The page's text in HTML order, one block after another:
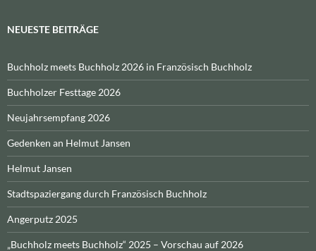
NEUESTE BEITRÄGE
Buchholz meets Buchholz 2026 in Französisch Buchholz
Buchholzer Festtage 2026
Neujahrsempfang 2026
Gedenken an Helmut Jansen
Helmut Jansen
Stadtspaziergang durch Französisch Buchholz
Angerputz 2025
„Buchholz meets Buchholz“ 2025 – Vorschau auf 2026